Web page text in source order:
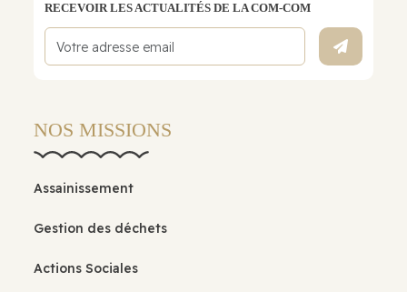
RECEVOIR LES ACTUALITÉS DE LA COM-COM
NOS MISSIONS
Assainissement
Gestion des déchets
Actions Sociales